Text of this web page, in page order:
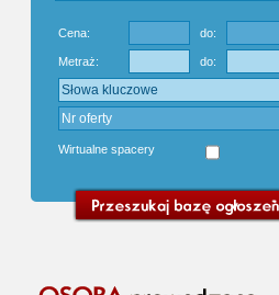
Cena: do:
Metraż: do:
Wirtualne spacery